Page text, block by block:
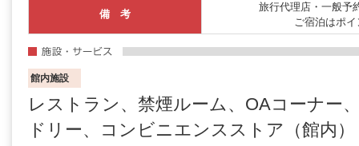
備 考
旅行代理店・一般予
ご宿泊はポ
館内施設
レストラン、禁煙ルーム、OAコーナー
ドリー、コンビニエンスストア（館内）